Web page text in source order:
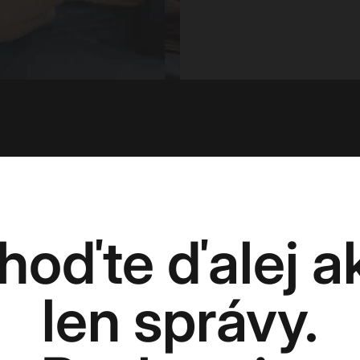
ďalej
len správy.